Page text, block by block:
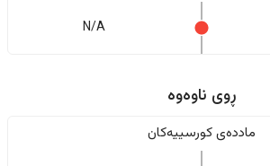
N/A
ڕوی ناوەوە
ماددەی کورسییەکان